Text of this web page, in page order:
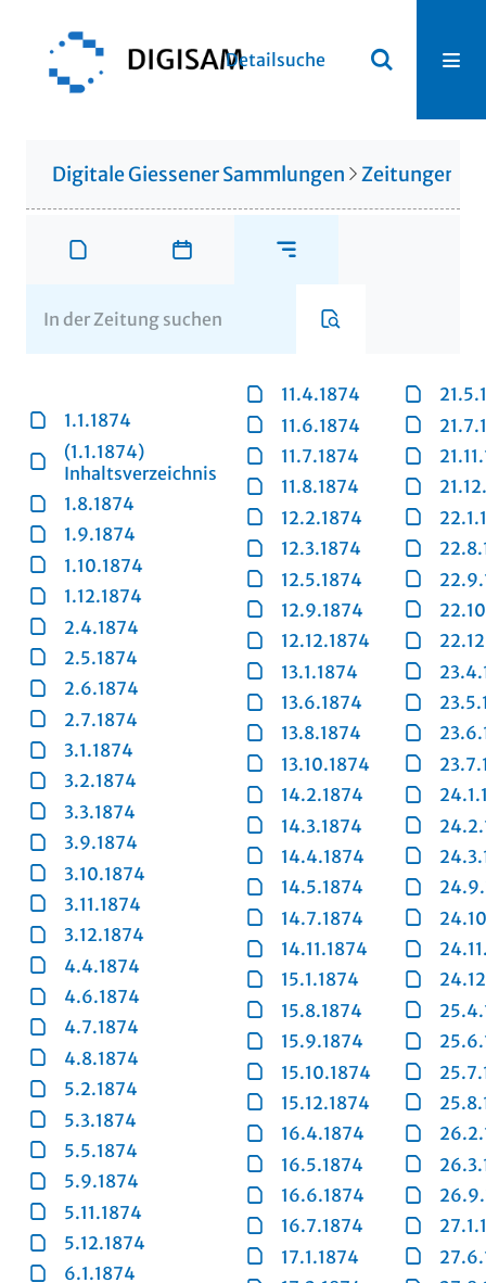
Detailsuche
Digitale Giessener Sammlungen Zeitungen
1.1.1874
(1.1.1874)
Inhaltsverzeichnis
1.8.1874
1.9.1874
1.10.1874
1.12.1874
2.4.1874
2.5.1874
2.6.1874
2.7.1874
3.1.1874
3.2.1874
3.3.1874
3.9.1874
3.10.1874
3.11.1874
3.12.1874
4.4.1874
4.6.1874
4.7.1874
4.8.1874
5.2.1874
5.3.1874
5.5.1874
5.9.1874
5.11.1874
5.12.1874
6.1.1874
11.4.1874
11.6.1874
11.7.1874
11.8.1874
12.2.1874
12.3.1874
12.5.1874
12.9.1874
12.12.1874
13.1.1874
13.6.1874
13.8.1874
13.10.1874
14.2.1874
14.3.1874
14.4.1874
14.5.1874
14.7.1874
14.11.1874
15.1.1874
15.8.1874
15.9.1874
15.10.1874
15.12.1874
16.4.1874
16.5.1874
16.6.1874
16.7.1874
17.1.1874